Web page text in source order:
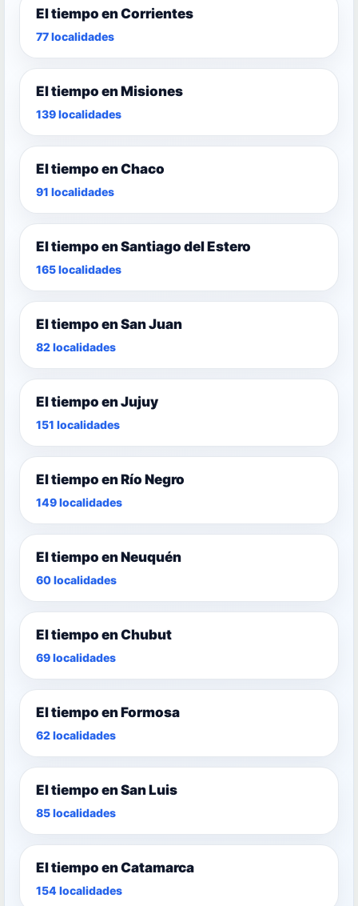
El tiempo en Corrientes
77 localidades
El tiempo en Misiones
139 localidades
El tiempo en Chaco
91 localidades
El tiempo en Santiago del Estero
165 localidades
El tiempo en San Juan
82 localidades
El tiempo en Jujuy
151 localidades
El tiempo en Río Negro
149 localidades
El tiempo en Neuquén
60 localidades
El tiempo en Chubut
69 localidades
El tiempo en Formosa
62 localidades
El tiempo en San Luis
85 localidades
El tiempo en Catamarca
154 localidades